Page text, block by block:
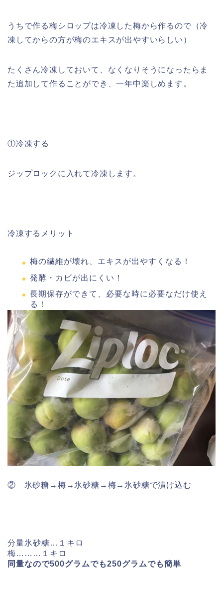
うちで作る梅シロップは冷凍した梅から作るので（冷
凍してからの方が梅のエキスが出やすいらしい）
たくさん冷凍しておいて、なくなりそうになったらま
た追加して作ることができ、一年中楽しめます。
①冷凍する
ジップロックに入れて冷凍します。
冷凍するメリット
梅の繊維が壊れ、エキスが出やすくなる！
発酵・カビが出にくい！
長期保存ができて、必要な時に必要なだけ使え
る！
② 氷砂糖→梅→氷砂糖→梅→氷砂糖で漬け込む
分量氷砂糖…１キロ
梅………１キロ
同量なので500グラムでも250グラムでも簡単